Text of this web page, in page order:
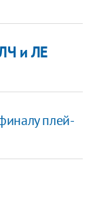
и ЛЕ
плей-